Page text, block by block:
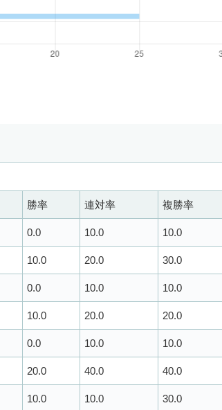
勝率 連対率 複勝率
0.0 10.0 10.0
10.0 20.0 30.0
0.0 10.0 10.0
10.0 20.0 20.0
0.0 10.0 10.0
20.0 40.0 40.0
10.0 10.0 30.0